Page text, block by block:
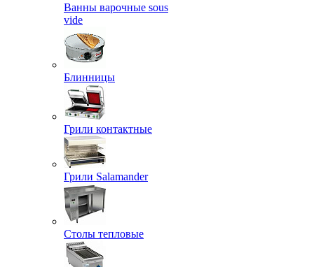
Ванны варочные sous
vide
Блинницы
Грили контактные
Грили Salamander
Столы тепловые